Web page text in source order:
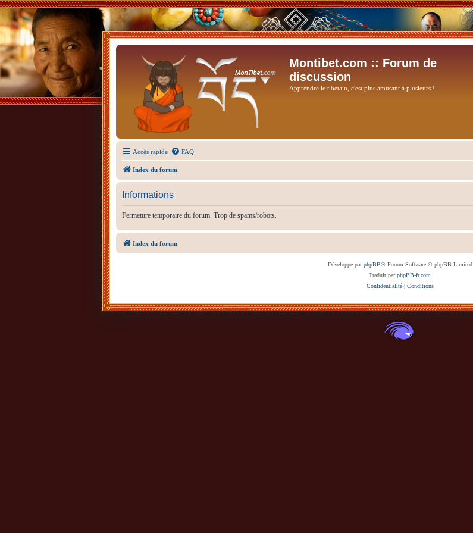
Montibet.com :: Forum de
discussion
Apprendre le tibétain, c'est plus amusant à plusieurs !
Accès rapide FAQ
Index du forum
Informations
Fermeture temporaire du forum. Trop de spams/robots.
Index du forum
Développé parphpBB® Forum Software © phpBB Limited
Traduit parphpBB-fr.com
Confidentialité| Conditions